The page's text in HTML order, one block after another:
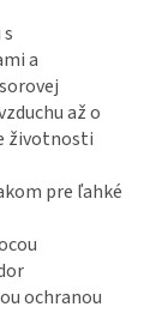
a
až o
životnosti
pre ľahké
ochranou